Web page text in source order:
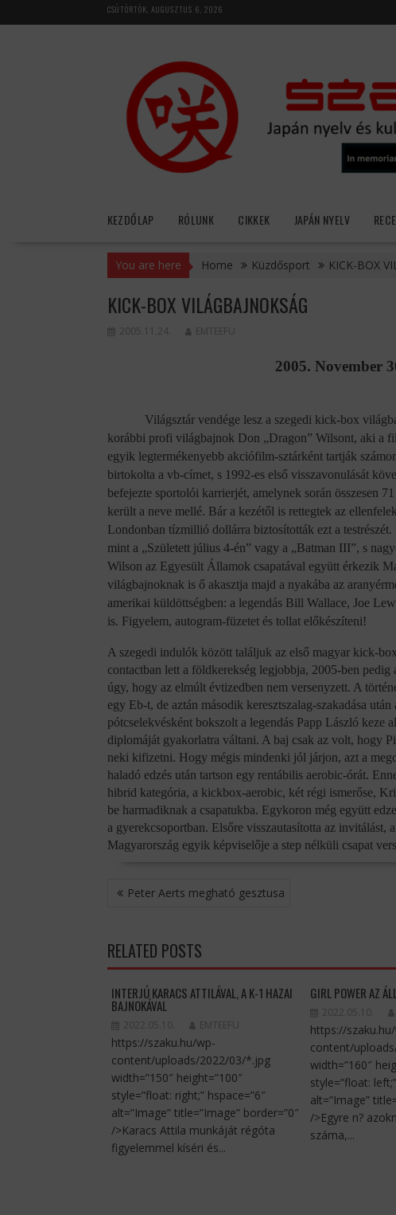
to
CSÜTÖRTÖK, AUGUSZTUS 6, 2026
KEZDŐLAP RÓLUNK CIKKEK JAPÁN NYELV
You are here Home Küzdősport KICK-BOX
KICK-BOX VILÁGBAJNOKSÁG
2005.11.24. EMTEEFU
2005. November
Világsztár vendége lesz a szegedi kick-box
korábbi profi világbajnok Don „Dragon” Wilsont, aki a
egyik legtermékenyebb akciófilm-sztárként tartják
birtokolta a vb-címet, s 1992-es első visszavonulását
befejezte sportolói karrierjét, amelynek során összesen
került a neve mellé. Bár a kezétől is rettegtek az
Londonban tízmillió dollárra biztosították ezt a
mint a „Született július 4-én” vagy a „Batman III”, s
Wilson az Egyesült Államok csapatával együtt érkezik
világbajnoknak is ő akasztja majd a nyakába az
amerikai küldöttségben: a legendás Bill Wallace, Joe
is. Figyelem, autogram-füzetet és tollat előkészíteni!
A szegedi indulók között találjuk az első magyar kick-
contactban lett a földkerekség legjobbja, 2005-ben
úgy, hogy az elmúlt évtizedben nem versenyzett. A
egy Eb-t, de aztán második keresztszalag-szakadása
pótcselekvésként bokszolt a legendás Papp László
diplomáját gyakorlatra váltani. A baj csak az volt, hogy
neki kifizetni. Hogy mégis mindenki jól járjon, azt a
haladó edzés után tartson egy rentábilis aerobic-órát.
hibrid kategória, a kickbox-aerobic, két régi ismerőse,
be harmadiknak a csapatukba. Egykoron még együtt
a gyerekcsoportban. Elsőre visszautasította az
Magyarország egyik képviselője a step nélküli csapat
BEJEGYZÉS
NAVIGÁCIÓ
Peter Aerts megható gesztusa
RELATED POSTS
INTERJÚ KARACS ATTILÁVAL, A K-1 HAZAI
BAJNOKÁVAL
2022.05.10. EMTEEFU
https://szaku.hu/wp-
content/uploads/2022/03/*.jpg
width=”150″ height=”100″
style=”float: right;” hspace=”6″
alt=”Image” title=”Image” border=”0″
/>Karacs Attila munkáját régóta
figyelemmel kíséri és...
GIRL POWER AZ
2022.05.10.
https://
content/
width=”160″
style=”float:
alt=”Image”
/>Egyre n?
száma,...